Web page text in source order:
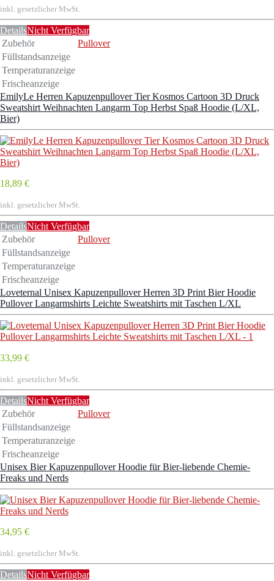
inkl. gesetzlicher MwSt.
DetailsNicht Verfügbar
Zubehör
Pullover
Füllstandsanzeige
Temperaturanzeige
Frischeanzeige
EmilyLe Herren Kapuzenpullover Tier Kosmos Cartoon 3D Druck
Sweatshirt Weihnachten Langarm Top Herbst Spaß Hoodie (L/XL,
Bier)
18,89 €
inkl. gesetzlicher MwSt.
DetailsNicht Verfügbar
Zubehör
Pullover
Füllstandsanzeige
Temperaturanzeige
Frischeanzeige
Loveternal Unisex Kapuzenpullover Herren 3D Print Bier Hoodie
Pullover Langarmshirts Leichte Sweatshirts mit Taschen L/XL
33,99 €
inkl. gesetzlicher MwSt.
DetailsNicht Verfügbar
Zubehör
Pullover
Füllstandsanzeige
Temperaturanzeige
Frischeanzeige
Unisex Bier Kapuzenpullover Hoodie für Bier-liebende Chemie-
Freaks und Nerds
34,95 €
inkl. gesetzlicher MwSt.
DetailsNicht Verfügbar